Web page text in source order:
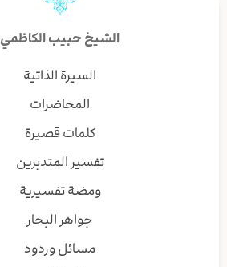
الشيخ حبيب الكاظمي
السيرة الذاتية
المحاضرات
كلمات قصيرة
تفسير المتدبرين
ومضة تفسيرية
جواهر البحار
مسائل وردود